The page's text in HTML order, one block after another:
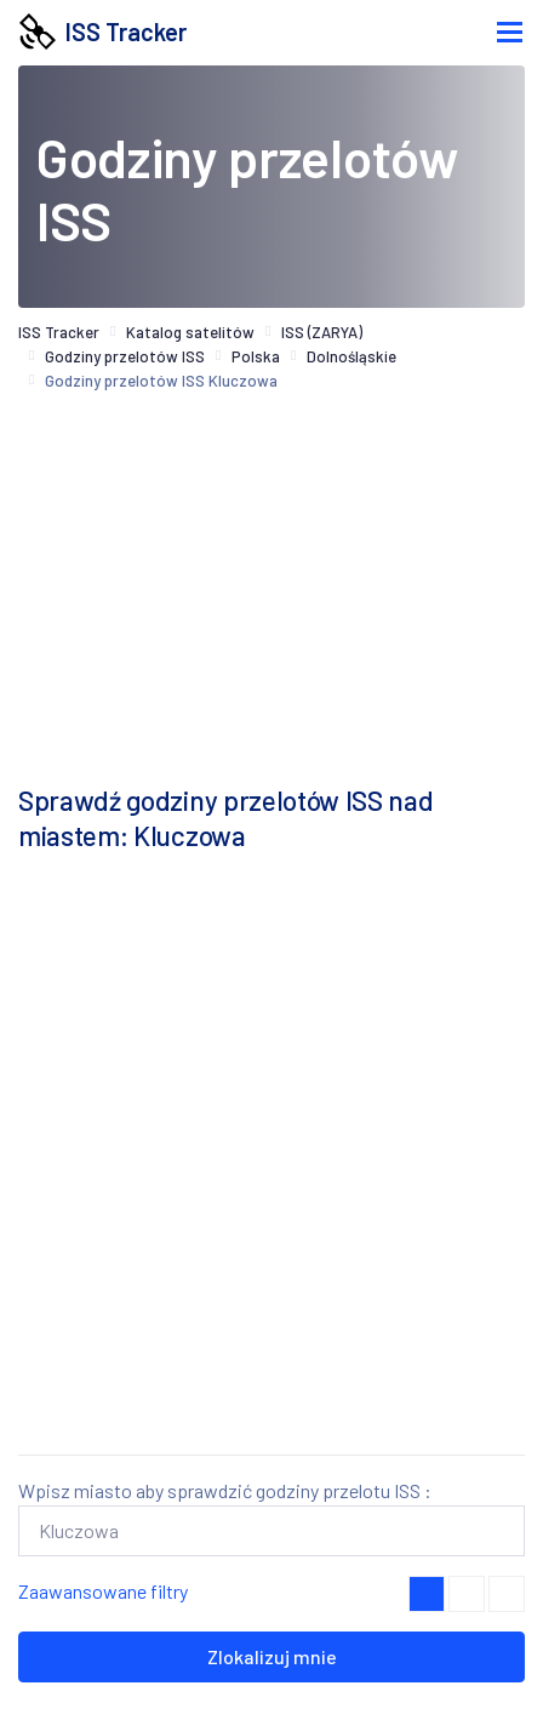
ISS Tracker
Godziny przelotów
ISS
ISS Tracker Katalog satelitów
ISS (ZARYA)
Godziny przelotów ISS
Polska
Dolnośląskie
Godziny przelotów ISS Kluczowa
Sprawdź godziny przelotów ISS nad
miastem: Kluczowa
Wpisz miasto aby sprawdzić godziny przelotu ISS :
Zaawansowane filtry
Zlokalizuj mnie